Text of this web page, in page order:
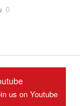
0
us on Youtube